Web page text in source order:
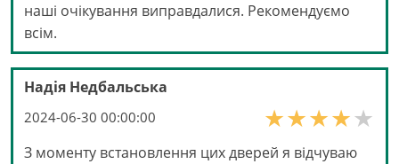
наші очікування виправдалися. Рекомендуємо
всім.
Надія Недбальська
2024-06-30 00:00:00
З моменту встановлення цих дверей я відчуваю